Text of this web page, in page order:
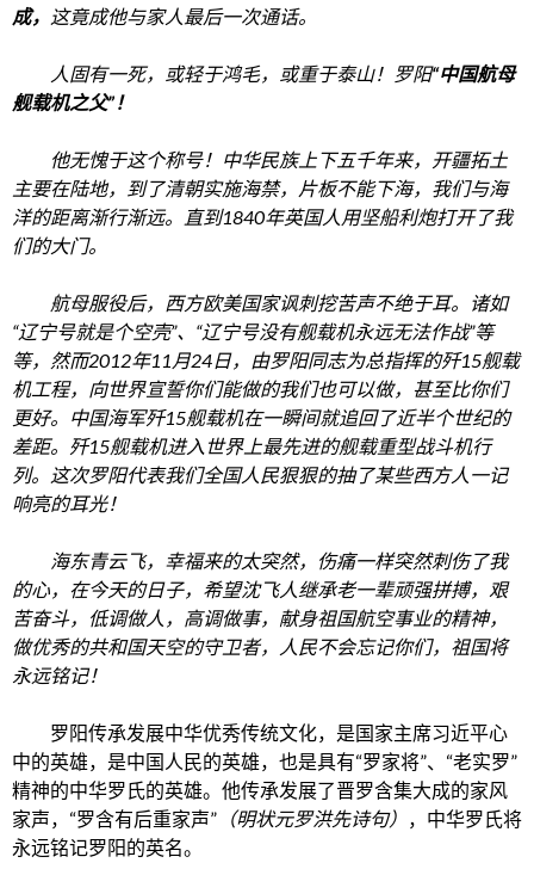
成， 这竟成他与家人最后一次通话。
人固有一死，或轻于鸿毛，或重于泰山！罗阳“中国航母
舰载机之父”！
他无愧于这个称号！中华民族上下五千年来，开疆拓土
主要在陆地，到了清朝实施海禁，片板不能下海，我们与海
洋的距离渐行渐远。直到1840年英国人用坚船利炮打开了我
们的大门。
航母服役后，西方欧美国家讽刺挖苦声不绝于耳。诸如
“辽宁号就是个空壳”、“辽宁号没有舰载机永远无法作战”等
等，然而2012年11月24日，由罗阳同志为总指挥的歼15舰载
机工程，向世界宣誓你们能做的我们也可以做，甚至比你们
更好。中国海军歼15舰载机在一瞬间就追回了近半个世纪的
差距。歼15舰载机进入世界上最先进的舰载重型战斗机行
列。这次罗阳代表我们全国人民狠狠的抽了某些西方人一记
响亮的耳光！
海东青云飞，幸福来的太突然，伤痛一样突然刺伤了我
的心，在今天的日子，希望沈飞人继承老一辈顽强拼搏，艰
苦奋斗，低调做人，高调做事，献身祖国航空事业的精神，
做优秀的共和国天空的守卫者，人民不会忘记你们，祖国将
永远铭记！
罗阳传承发展中华优秀传统文化，是国家主席习近平心
中的英雄，是中国人民的英雄，也是具有“罗家将”、“老实罗”
精神的中华罗氏的英雄。他传承发展了晋罗含集大成的家风
家声，“罗含有后重家声” （明状元罗洪先诗句） ，中华罗氏将
永远铭记罗阳的英名。